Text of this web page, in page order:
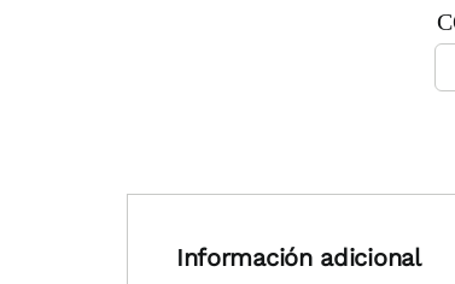
Información adicional